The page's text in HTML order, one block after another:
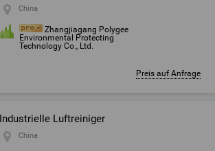
China
Zhangjiagang Polygee
Environmental Protecting
Technology Co., Ltd.
Preis auf Anfrage
Industrielle Luftreiniger
China